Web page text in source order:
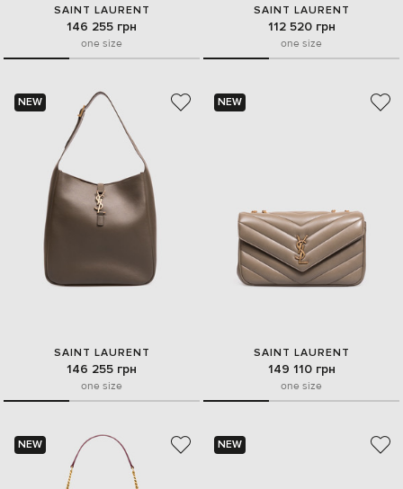
SAINT LAURENT
146 255 грн
one size
SAINT LAURENT
112 520 грн
one size
NEW
SAINT LAURENT
146 255 грн
one size
NEW
SAINT LAURENT
149 110 грн
one size
NEW NEW